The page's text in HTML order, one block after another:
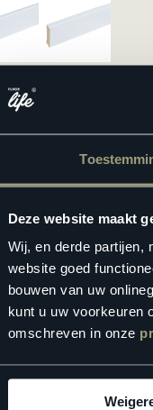
Deze website maakt
Wij, en derde partijen,
website goed
bouwen van uw
kunt u uw voorkeuren
omschreven in onze
buurt